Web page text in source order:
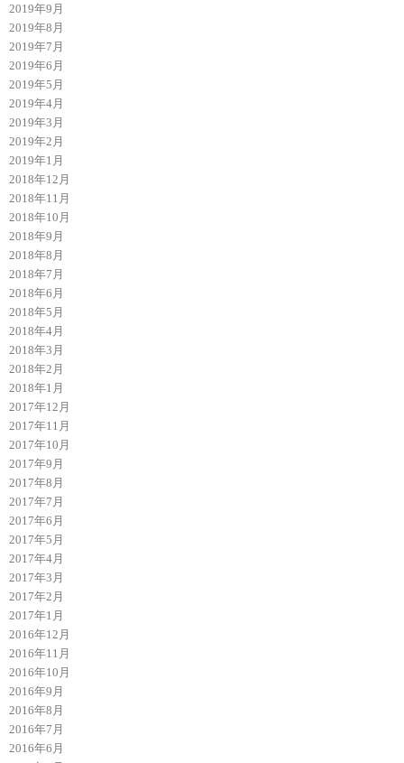
2019年9月
2019年8月
2019年7月
2019年6月
2019年5月
2019年4月
2019年3月
2019年2月
2019年1月
2018年12月
2018年11月
2018年10月
2018年9月
2018年8月
2018年7月
2018年6月
2018年5月
2018年4月
2018年3月
2018年2月
2018年1月
2017年12月
2017年11月
2017年10月
2017年9月
2017年8月
2017年7月
2017年6月
2017年5月
2017年4月
2017年3月
2017年2月
2017年1月
2016年12月
2016年11月
2016年10月
2016年9月
2016年8月
2016年7月
2016年6月